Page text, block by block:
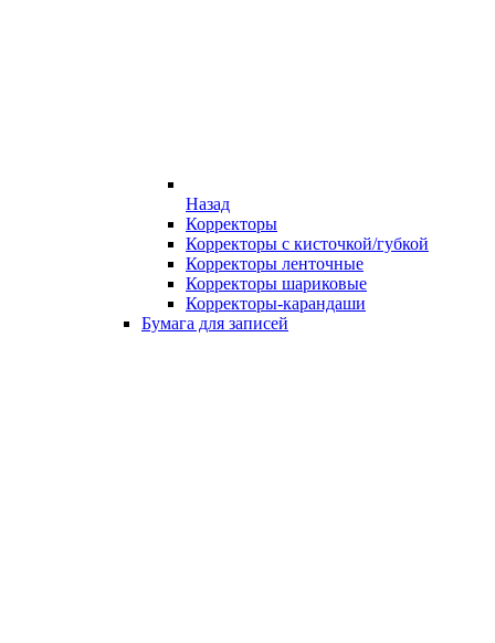
Назад
Корректоры
Корректоры с кисточкой/губкой
Корректоры ленточные
Корректоры шариковые
Корректоры-карандаши
Бумага для записей